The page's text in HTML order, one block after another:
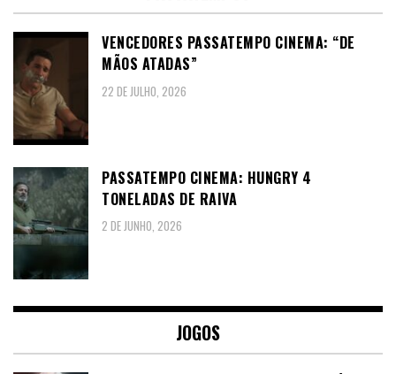
VENCEDORES PASSATEMPO CINEMA: “DE
MÃOS ATADAS”
22 DE JULHO, 2026
PASSATEMPO CINEMA: HUNGRY 4
TONELADAS DE RAIVA
2 DE JUNHO, 2026
JOGOS